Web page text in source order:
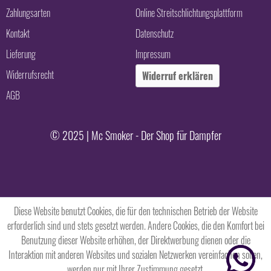
Zahlungsarten
Kontakt
Lieferung
Widerrufsrecht
AGB
Online Streitschlichtungsplattform
Datenschutz
Impressum
Widerruf erklären
© 2025 | Mc Smoker - Der Shop für Dampfer
Diese Website benutzt Cookies, die für den technischen Betrieb der Website
erforderlich sind und stets gesetzt werden. Andere Cookies, die den Komfort bei
Benutzung dieser Website erhöhen, der Direktwerbung dienen oder die
Interaktion mit anderen Websites und sozialen Netzwerken vereinfachen sollen,